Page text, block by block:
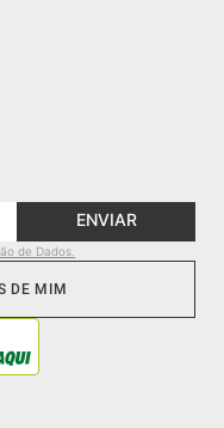
ENVIAR
de Dados.
DE MIM